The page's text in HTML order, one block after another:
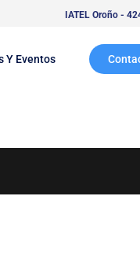
IATEL Oroño -
Y Eventos